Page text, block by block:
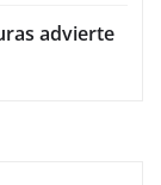
advierte